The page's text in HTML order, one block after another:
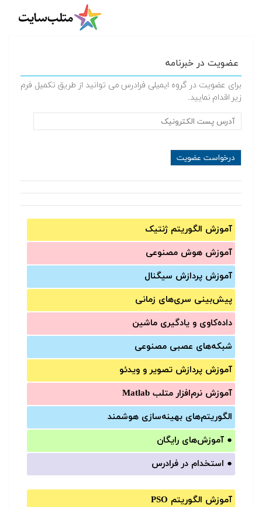
عضویت در خبرنامه
برای عضویت در گروه ایمیلی فرادرس می توانید از طریق تکمیل فرم
زیر اقدام نمایید.
آموزش الگوریتم ژنتیک
آموزش‌ هوش مصنوعی
آموزش‌ پردازش سیگنال
پیش‌‌بینی سری‌‌های زمانی
داده‌کاوی و یادگیری ماشین
شبکه‌های عصبی مصنوعی
آموزش‌ پردازش تصویر و ویدئو
آموزش‌ نرم‌افزار متلب Matlab
الگوریتم‌های بهینه‌سازی هوشمند
● آموزش‌های رایگان
● استخدام در فرادرس
آموزش الگوریتم PSO